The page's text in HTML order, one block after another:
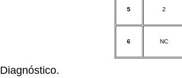
5 2
6 NC
Diagnóstico.